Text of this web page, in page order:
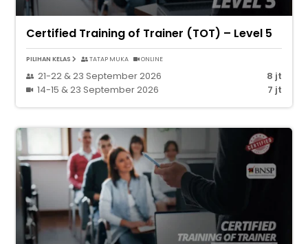
Certified Training of Trainer (TOT) – Level 5
PILIHAN KELAS TATAP MUKA ONLINE
21-22 & 23 September 2026
8 jt
14-15 & 23 September 2026
7 jt